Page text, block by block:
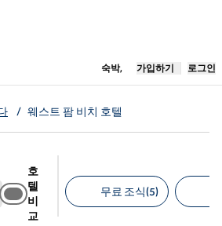
숙박,새 탭 열림
가입하기 로그인
/ 웨스트 팜 비치 호텔
호
텔
비
교
무료 조식(5)